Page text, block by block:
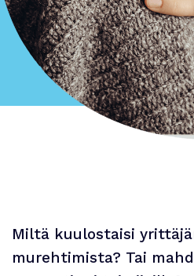
Miltä kuulostaisi
murehtimista? Tai